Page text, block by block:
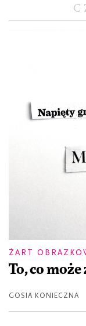
ŻART
To, co może
GOSIA KONIECZNA